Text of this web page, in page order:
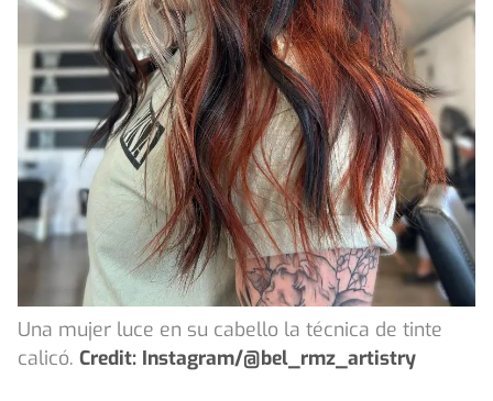
Una mujer luce en su cabello la técnica de tinte
calicó. Credit: Instagram/@bel_rmz_artistry